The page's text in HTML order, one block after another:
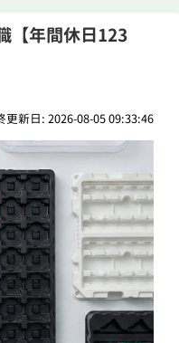
【年間休日123
更新日: 2026-08-05 09:33:46